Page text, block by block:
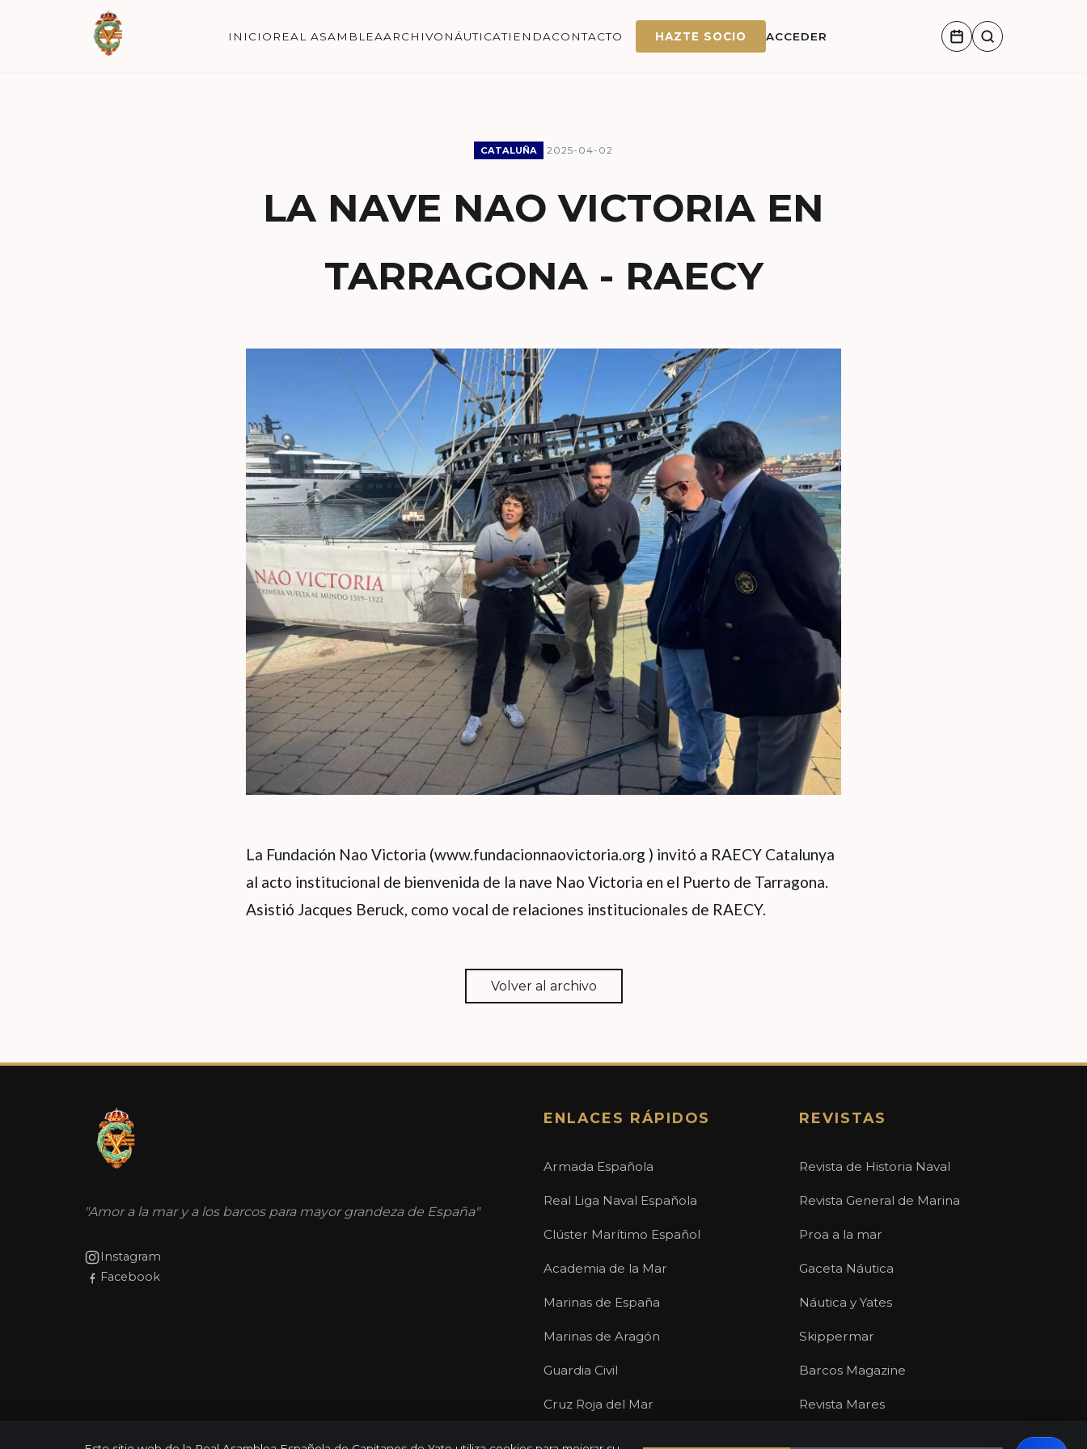
INICIO REAL ASAMBLEAARCHIVO NÁUTICATIENDACONTACTO HAZTE SOCIO ACCEDER
CATALUÑA 2025-04-02
LA NAVE NAO VICTORIA EN
TARRAGONA - RAECY
La Fundación Nao Victoria (www.fundacionnaovictoria.org ) invitó a RAECY Catalunya
al acto institucional de bienvenida de la nave Nao Victoria en el Puerto de Tarragona.
Asistió Jacques Beruck, como vocal de relaciones institucionales de RAECY.
Volver al archivo
"Amor a la mar y a los barcos para mayor grandeza de España"
Instagram
Facebook
ENLACES RÁPIDOS
Armada Española
Real Liga Naval Española
Clúster Marítimo Español
Academia de la Mar
Marinas de España
Marinas de Aragón
Guardia Civil
Cruz Roja del Mar
REVISTAS
Revista de Historia Naval
Revista General de Marina
Proa a la mar
Gaceta Náutica
Náutica y Yates
Skippermar
Barcos Magazine
Revista Mares